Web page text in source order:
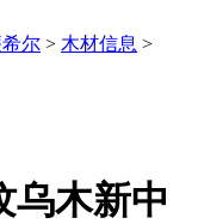
尔 > 木材信息 >
乌木新中